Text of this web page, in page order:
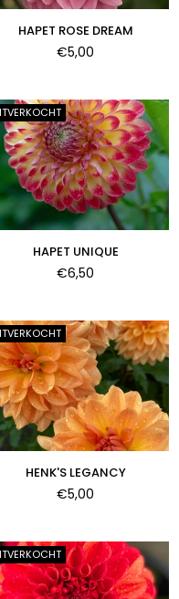
HAPET ROSE DREAM
Normale
€5,00
HAPET UNIQUE
Normale
€6,50
HENK'S LEGANCY
Normale
€5,00